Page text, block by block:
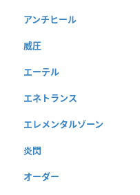
アンチヒール
威圧
エーテル
エネトランス
エレメンタルゾーン
炎閃
オーダー